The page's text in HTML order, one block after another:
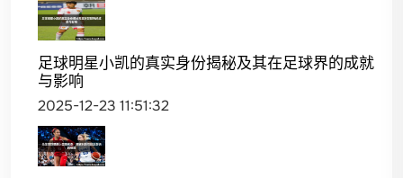
足球明星小凯的真实身份揭秘及其在足球界的成就
与影响
2025-12-23 11:51:32